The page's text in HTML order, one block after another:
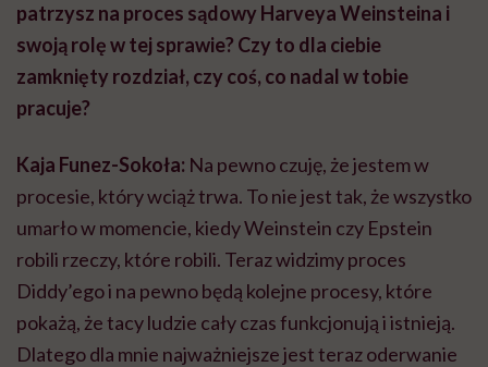
patrzysz na proces sądowy Harveya Weinsteina i
swoją rolę w tej sprawie? Czy to dla ciebie
zamknięty rozdział, czy coś, co nadal w tobie
pracuje?
Kaja Funez-Sokoła: Na pewno czuję, że jestem w
procesie, który wciąż trwa. To nie jest tak, że wszystko
umarło w momencie, kiedy Weinstein czy Epstein
robili rzeczy, które robili. Teraz widzimy proces
Diddy’ego i na pewno będą kolejne procesy, które
pokażą, że tacy ludzie cały czas funkcjonują i istnieją.
Dlatego dla mnie najważniejsze jest teraz oderwanie